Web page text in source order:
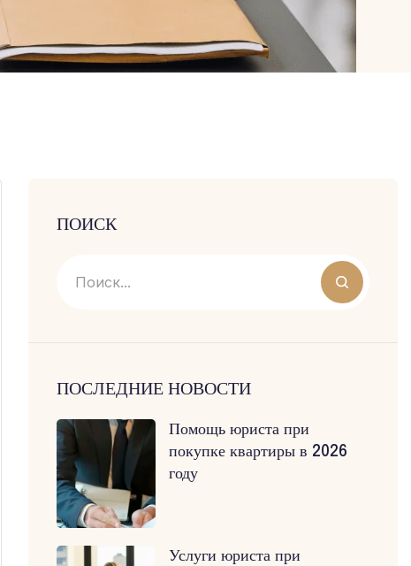
ПОИСК
ПОСЛЕДНИЕ НОВОСТИ
Помощь юриста при
покупке квартиры в 2026
году
Услуги юриста при